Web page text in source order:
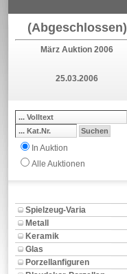
(Abgeschlossen)
März Auktion 2006
25.03.2006
In Auktion
Alle Auktionen
Spielzeug-Varia
Metall
Keramik
Glas
Porzellanfiguren